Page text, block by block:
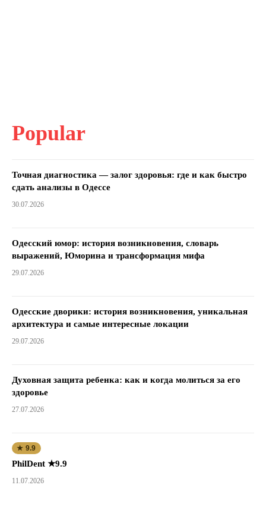
Popular
Точная диагностика — залог здоровья: где и как быстро
сдать анализы в Одессе
30.07.2026
Одесский юмор: история возникновения, словарь
выражений, Юморина и трансформация мифа
29.07.2026
Одесские дворики: история возникновения, уникальная
архитектура и самые интересные локации
29.07.2026
Духовная защита ребенка: как и когда молиться за его
здоровье
27.07.2026
★ 9.9
PhilDent ★9.9
11.07.2026